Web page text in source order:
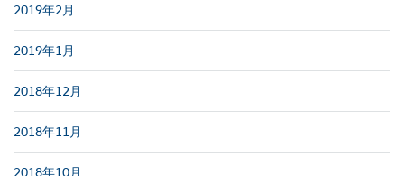
2019年2月
2019年1月
2018年12月
2018年11月
2018年10月